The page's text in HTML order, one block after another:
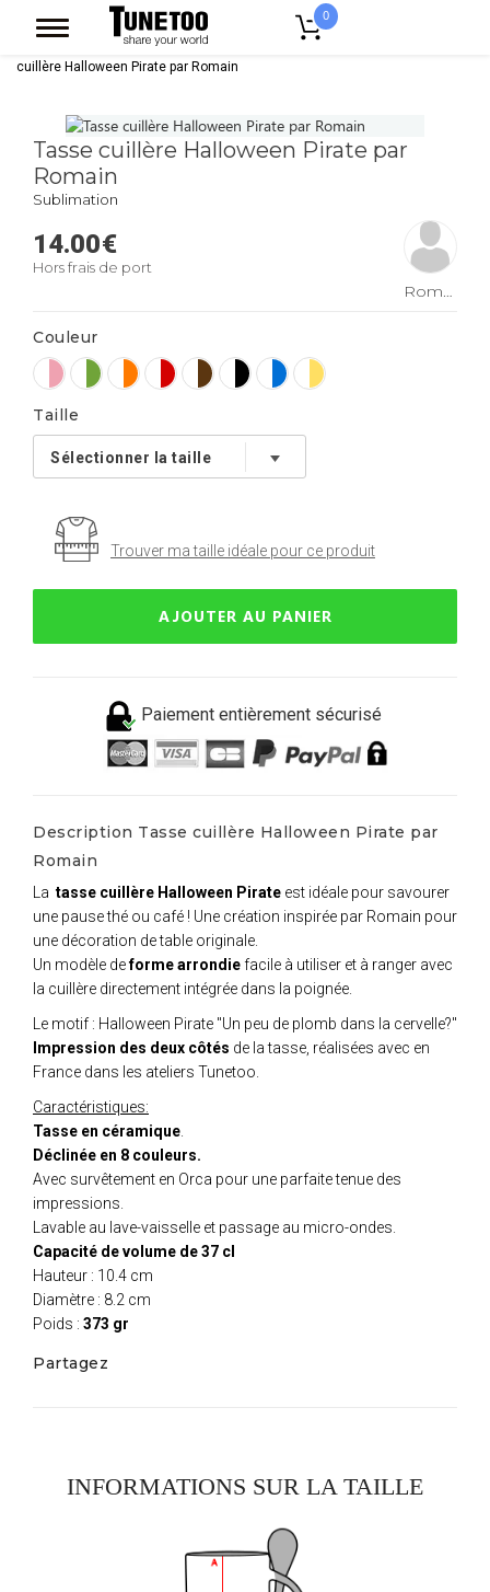
0
Accessoires Casquettes
cuillère Halloween Pirate par Romain
Tasse cuillère Halloween Pirate par
Romain
Sublimation
14.00€
Hors frais de port
Romain
Couleur
Taille
Trouver ma taille idéale pour ce produit
AJOUTER AU PANIER
Paiement entièrement sécurisé
Description Tasse cuillère Halloween Pirate par
Romain
La tasse cuillère Halloween Pirate est idéale pour savourer
une pause thé ou café ! Une création inspirée par Romain pour
une décoration de table originale.
Un modèle deforme arrondiefacile à utiliser et à ranger avec
la cuillère directement intégrée dans la poignée.
Le motif : Halloween Pirate "Un peu de plomb dans la cervelle?"
Impression des deux côtés de la tasse, réalisées avec en
France dans les ateliers Tunetoo.
Caractéristiques:
Tasse en céramique
Déclinée en 8 couleurs.
Avec survêtement en Orca pour une parfaite tenue des
impressions.
Lavable au lave-vaisselle et passage au micro-ondes.
Capacité de volume de 37 cl
Hauteur : 10.4 cm
Diamètre : 8.2 cm
Poids : 373 gr
Partagez
INFORMATIONS SUR LA TAILLE